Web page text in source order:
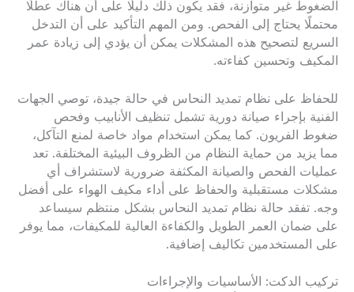
الضغوط غير متوازنة، فقد يكون ذلك دليلًا على أن هناك عطلًا
محتملًا يحتاج إلى الفحص. ومن المهم التأكيد على أن التدخل
السريع لتصحيح هذه المشكلات يمكن أن يؤدي إلى زيادة عمر
المكيف وتحسين كفاءته.
للحفاظ على نظام تمديد النحاس في حالة جيدة، توصي الجهات
الفنية بإجراء صيانة دورية تشمل تنظيف الأنابيب وفحص
ضغوط الفريون. كما يمكن استخدام مواد خاصة لمنع التآكل،
مما يزيد من حماية النظام من الظروف البيئية المختلفة. تعد
عمليات الفحص والصيانة المكثفة ضرورية لاستشراف أي
مشكلات مستقبلية والحفاظ على أداء مكيف الهواء على أفضل
وجه. تفقد حالة نظام تمديد النحاس بشكل منتظم سيساعد
على ضمان العمر الطويل والكفاءة العالية للمكيفات، مما يوفر
على المستخدمين تكاليف إضافية.
تركيب الدكت: الأساسيات والإجراءات